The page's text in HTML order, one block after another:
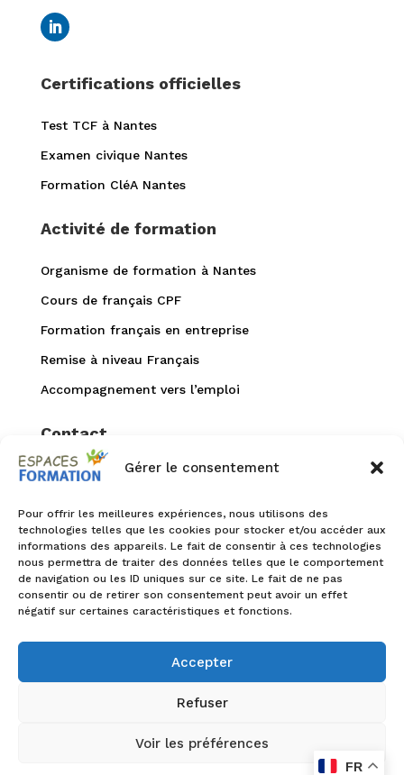
Gérer le consentement
Pour offrir les meilleures expériences, nous utilisons des
technologies telles que les cookies pour stocker et/ou accéder aux
informations des appareils. Le fait de consentir à ces technologies
nous permettra de traiter des données telles que le comportement
de navigation ou les ID uniques sur ce site. Le fait de ne pas
consentir ou de retirer son consentement peut avoir un effet
négatif sur certaines caractéristiques et fonctions.
Accepter
Refuser
Voir les préférences
Certifications officielles
Test TCF à Nantes
Examen civique Nantes
Formation CléA Nantes
Activité de formation
Organisme de formation à Nantes
Cours de français CPF
Formation français en entreprise
Remise à niveau Français
Accompagnement vers l’emploi
Contact
 02 40 94 99 52
 accueil@espaces-formation.com
1 rue de la Petite reine
44100 Nantes
 Infos accessibilité
Politique de confidentialité
© 2026 Espaces Formation. Réalisé avec
FR